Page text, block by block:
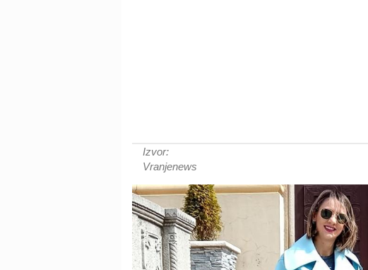
Izvor:
Vranjenews